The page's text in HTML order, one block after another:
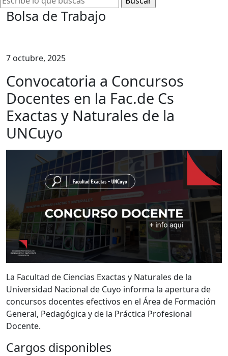
Bolsa de Trabajo
7 octubre, 2025
Convocatoria a Concursos
Docentes en la Fac.de Cs
Exactas y Naturales de la
UNCuyo
La Facultad de Ciencias Exactas y Naturales de la
Universidad Nacional de Cuyo informa la apertura de
concursos docentes efectivos en el Área de Formación
General, Pedagógica y de la Práctica Profesional
Docente.
Cargos disponibles